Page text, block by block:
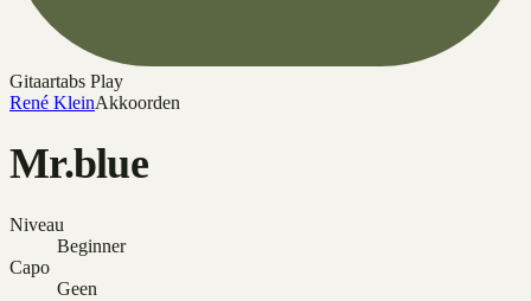
Gitaartabs Play
René KleinAkkoorden
Mr.blue
Niveau
Beginner
Capo
Geen